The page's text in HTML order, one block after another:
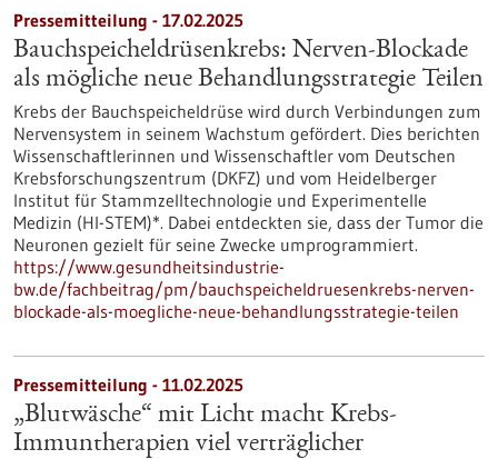
Pressemitteilung - 17.02.2025
Bauchspeicheldrüsenkrebs: Nerven-Blockade
als mögliche neue Behandlungsstrategie Teilen
Krebs der Bauchspeicheldrüse wird durch Verbindungen zum
Nervensystem in seinem Wachstum gefördert. Dies berichten
Wissenschaftlerinnen und Wissenschaftler vom Deutschen
Krebsforschungszentrum (DKFZ) und vom Heidelberger
Institut für Stammzelltechnologie und Experimentelle
Medizin (HI-STEM)*. Dabei entdeckten sie, dass der Tumor die
Neuronen gezielt für seine Zwecke umprogrammiert.
https://www.gesundheitsindustrie-
bw.de/fachbeitrag/pm/bauchspeicheldruesenkrebs-nerven-
blockade-als-moegliche-neue-behandlungsstrategie-teilen
Pressemitteilung - 11.02.2025
„Blutwäsche“ mit Licht macht Krebs-
Immuntherapien viel verträglicher